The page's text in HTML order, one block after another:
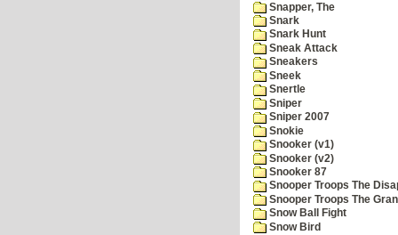
Snapper, The
Snark
Snark Hunt
Sneak Attack
Sneakers
Sneek
Snertle
Sniper
Sniper 2007
Snokie
Snooker (v1)
Snooker (v2)
Snooker 87
Snooper Troops The
Snooper Troops The
Snow Ball Fight
Snow Bird